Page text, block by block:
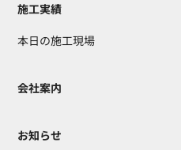
施工実績
本日の施工現場
会社案内
お知らせ